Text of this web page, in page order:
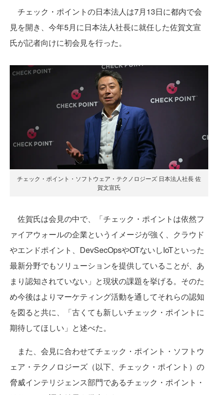
チェック・ポイントの日本法人は7月13日に都内で会
見を開き、今年5月に日本法人社長に就任した佐賀文宣
氏が記者向けに初会見を行った。
チェック・ポイント・ソフトウェア・テクノロジーズ 日本法人社長 佐
賀文宣氏
佐賀氏は会見の中で、「チェック・ポイントは依然フ
ァイアウォールの企業というイメージが強く、クラウド
やエンドポイント、DevSecOpsやOTないしIoTといった
最新分野でもソリューションを提供していることが、あ
まり認知されていない」と現状の課題を挙げる。そのた
め今後はよりマーケティング活動を通してそれらの認知
を図ると共に、「古くても新しいチェック・ポイントに
期待してほしい」と述べた。
また、会見に合わせてチェック・ポイント・ソフトウ
ェア・テクノロジーズ（以下、チェック・ポイント）の
脅威インテリジェンス部門であるチェック・ポイント・